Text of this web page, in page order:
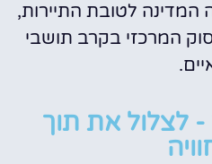
לטובת התיירות,
המרכזי בקרב תושבי
לצלול את תוך